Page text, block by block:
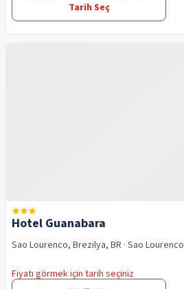
Tarih Seç
Hotel Guanabara
Sao Lourenco, Brezilya, BR · Sao Lourenco
Fiyatı görmek için tarih seçiniz